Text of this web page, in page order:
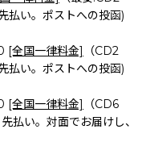
払い。ポストへの投函)
[全国一律料金]
（CD2
払い。ポストへの投函)
[全国一律料金]
（CD6
払い。対面でお届けし、